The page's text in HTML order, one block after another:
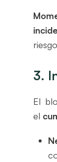
3.
El
el